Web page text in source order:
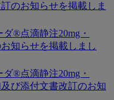
のお知らせを掲載しま
ダ®点滴静注20mg・
知らせを掲載しまし
ダ®点滴静注20mg・
び添付文書改訂のお知